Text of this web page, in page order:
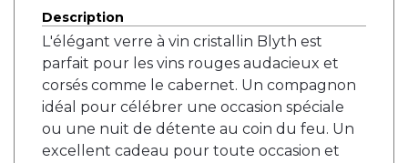
Description
L'élégant verre à vin cristallin Blyth est
parfait pour les vins rouges audacieux et
corsés comme le cabernet. Un compagnon
idéal pour célébrer une occasion spéciale
ou une nuit de détente au coin du feu. Un
excellent cadeau pour toute occasion et